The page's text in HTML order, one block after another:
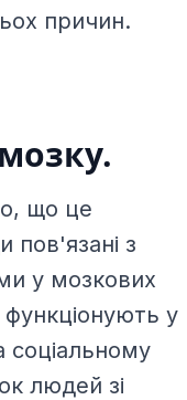
причин.
що це
пов'язані з
у мозкових
у
соціальному
людей зі